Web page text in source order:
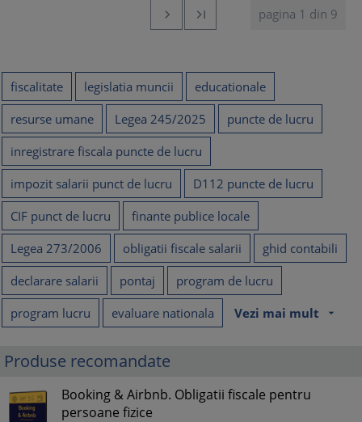
pagina 1 din 9


fiscalitate legislatia muncii
educationale
resurse umane
Legea 245/2025
puncte de lucru
inregistrare fiscala puncte de lucru
impozit salarii punct de lucru
D112 puncte de lucru
CIF punct de lucru
finante publice locale
Legea 273/2006
obligatii fiscale salarii
ghid contabili
declarare salarii
pontaj
program de lucru
program lucru
evaluare nationala Vezi mai mult arrow_drop_down
Produse recomandate
Booking & Airbnb. Obligatii fiscale pentru
persoane fizice